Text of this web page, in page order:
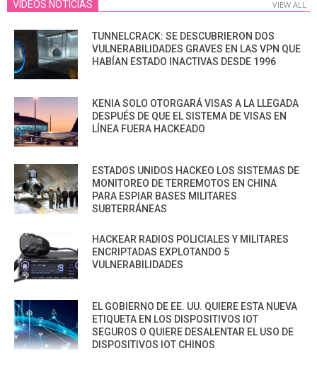
VIDEOS NOTICIAS VIEW ALL
TUNNELCRACK: SE DESCUBRIERON DOS
VULNERABILIDADES GRAVES EN LAS VPN QUE
HABÍAN ESTADO INACTIVAS DESDE 1996
KENIA SOLO OTORGARÁ VISAS A LA LLEGADA
DESPUÉS DE QUE EL SISTEMA DE VISAS EN
LÍNEA FUERA HACKEADO
ESTADOS UNIDOS HACKEO LOS SISTEMAS DE
MONITOREO DE TERREMOTOS EN CHINA
PARA ESPIAR BASES MILITARES
SUBTERRÁNEAS
HACKEAR RADIOS POLICIALES Y MILITARES
ENCRIPTADAS EXPLOTANDO 5
VULNERABILIDADES
EL GOBIERNO DE EE. UU. QUIERE ESTA NUEVA
ETIQUETA EN LOS DISPOSITIVOS IOT
SEGUROS O QUIERE DESALENTAR EL USO DE
DISPOSITIVOS IOT CHINOS